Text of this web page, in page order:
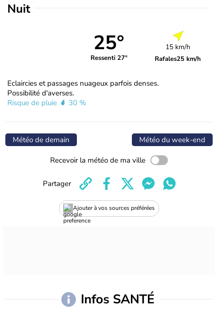
Nuit
25°
Ressenti 27°
15 km/h
Rafales25 km/h
Eclaircies et passages nuageux parfois denses.
Possibilité d'averses.
Risque de pluie
30 %
Météo de demain Météo du week-end
Recevoir la météo de ma ville
Ajouter à vos sources préférées
Partager
Infos SANTÉ